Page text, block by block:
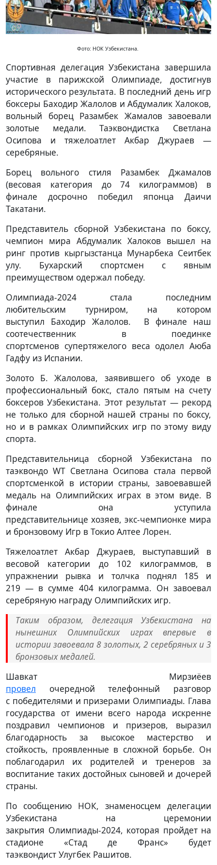
Фото: НОК Узбекистана.
Спортивная делегация Узбекистана завершила
участие в парижской Олимпиаде, достигнув
исторического результата. В последний день игр
боксеры Баходир Жалолов и Абдумалик Халоков,
вольный борец Разамбек Жамалов завоевали
золотые медали. Таэквондистка Светлана
Осипова и тяжелоатлет Акбар Джураев —
серебряные.
Борец вольного стиля Разамбек Джамалов
(весовая категория до 74 килограммов) в
финале досрочно победил японца Даичи
Такатани.
Представитель сборной Узбекистана по боксу,
чемпион мира Абдумалик Халоков вышел на
ринг против кыргызстанца Мунарбека Сеитбек
улу. Бухарский спортсмен с явным
преимуществом одержал победу.
Олимпиада-2024 стала последним
любительским турниром, на котором
выступил Баходир Жалолов. В финале наш
соотечественник в поединке
спортсменов супертяжелого веса одолел Аюба
Гадфу из Испании.
Золото Б. Жалолова, заявившего об уходе в
профессиональный бокс, стало пятым на счету
боксеров Узбекистана. Этот результат — рекорд
не только для сборной нашей страны по боксу,
но и в рамках Олимпийских игр по этому виду
спорта.
Представительница сборной Узбекистана по
таэквондо WT Светлана Осипова стала первой
спортсменкой в истории страны, завоевавшей
медаль на Олимпийских играх в этом виде. В
финале она уступила
представительнице хозяев, экс-чемпионке мира
и бронзовому Игр в Токио Алтее Лорен.
Тяжелоатлет Акбар Джураев, выступавший в
весовой категории до 102 килограммов, в
упражнении рывка и толчка поднял 185 и
219 — в сумме 404 килограмма. Он завоевал
серебряную награду Олимпийских игр.
Таким образом, делегация Узбекистана на
нынешних Олимпийских играх впервые в
истории завоевала 8 золотых, 2 серебряных и 3
бронзовых медалей.
Шавкат Мирзиёев
провел очередной телефонный разговор
с победителями и призерами Олимпиады. Глава
государства от имени всего народа искренне
поздравил чемпионов и призеров, выразил
благодарность за высокое мастерство и
стойкость, проявленные в сложной борьбе. Он
поблагодарил их родителей и тренеров за
воспитание таких достойных сыновей и дочерей
страны.
По сообщению НОК, знаменосцем делегации
Узбекистана на церемонии
закрытия Олимпиады-2024, которая пройдет на
стадионе «Стад де Франс» будет
таэквондист Улугбек Рашитов.